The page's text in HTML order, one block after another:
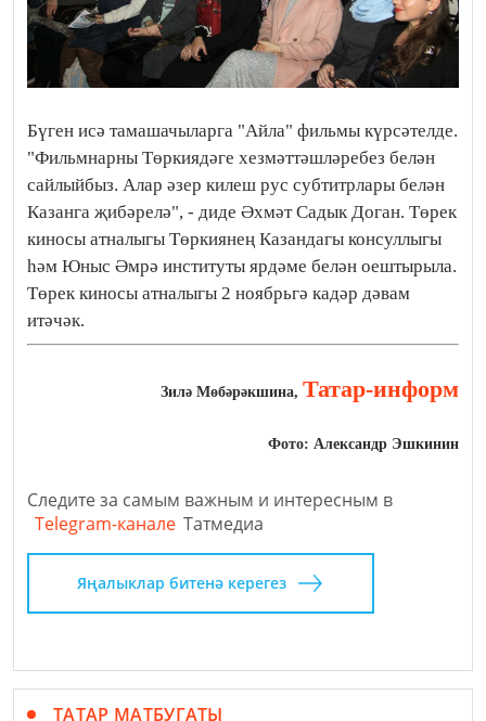
Бүген исə тамашачыларга "Айла" фильмы күрсəтелде.
"Фильмнарны Төркиядəге хезмəттəшлəребез белəн
сайлыйбыз. Алар əзер килеш рус субтитрлары белəн
Казанга җибəрелə", - диде Əхмəт Садык Доган. Төрек
киносы атналыгы Төркиянең Казандагы консуллыгы
һəм Юныс Əмрə институты ярдəме белəн оештырыла.
Төрек киносы атналыгы 2 ноябрьгə кадəр дəвам
итəчəк.
Зилә Мөбәрәкшина, Татар-информ
Фото: Александр Эшкинин
Следите за самым важным и интересным в
Telegram-канале Татмедиа
Яңалыклар битенә керегез
ТАТАР МАТБУГАТЫ